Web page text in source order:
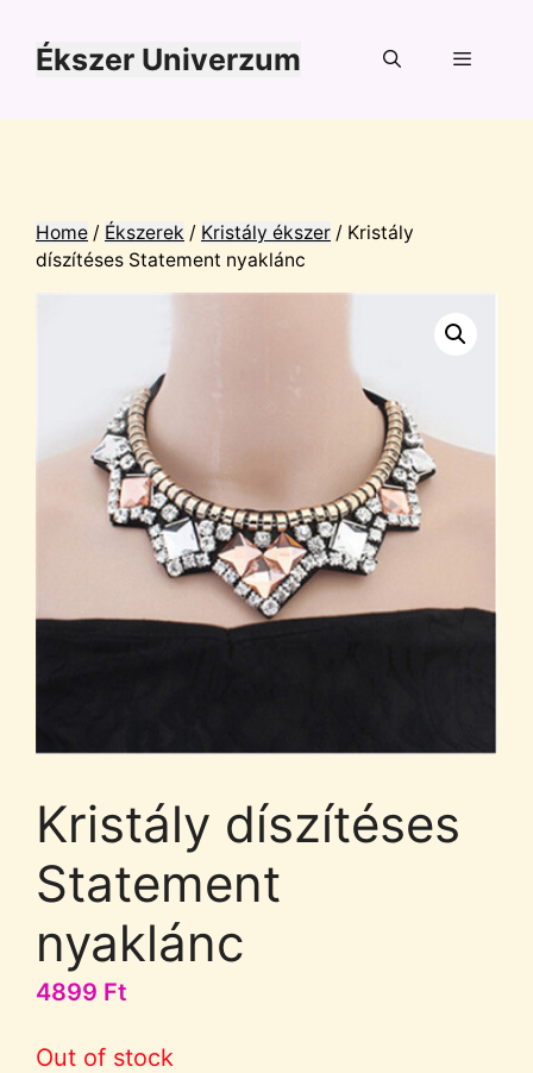
tartalomba
Ékszer Univerzum
Home / Ékszerek / Kristály ékszer / Kristály
díszítéses Statement nyaklánc
Kristály díszítéses
Statement
nyaklánc
4899 Ft
Out of stock